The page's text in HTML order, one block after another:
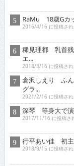
RaMu 18歳Gカ
2016/4/16 に投稿され
稀見理都 乳首
エ...
2018/3/16 に投稿され
倉沢しえり ふん
グラ...
2021/2/16 に投稿され
深琴 等身大で演
2017/11/16 に投稿さ
行平あい佳 初主
2018/9/15 に投稿され